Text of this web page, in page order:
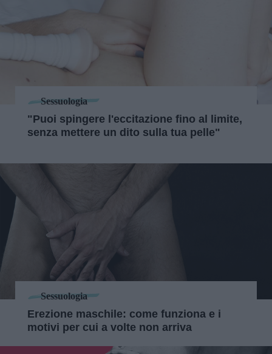
Sessuologia
"Puoi spingere l'eccitazione fino al limite,
senza mettere un dito sulla tua pelle"
Sessuologia
Erezione maschile: come funziona e i
motivi per cui a volte non arriva